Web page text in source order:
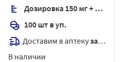
Дозировка 150 мг + 30,39 мг
100 шт в уп.
Доставим в аптекузавтра
В наличии